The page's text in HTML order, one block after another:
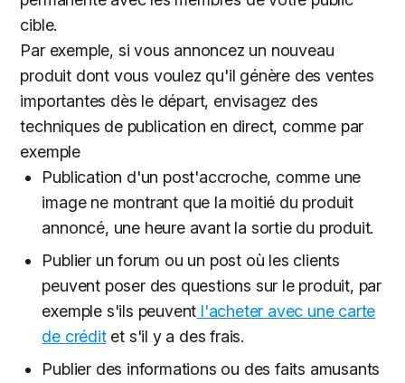
cible.
Par exemple, si vous annoncez un nouveau
produit dont vous voulez qu'il génère des ventes
importantes dès le départ, envisagez des
techniques de publication en direct, comme par
exemple
Publication d'un post'accroche, comme une
image ne montrant que la moitié du produit
annoncé, une heure avant la sortie du produit.
Publier un forum ou un post où les clients
peuvent poser des questions sur le produit, par
exemple s'ils peuvent l'acheter avec une carte
de créditet s'il y a des frais.
Publier des informations ou des faits amusants